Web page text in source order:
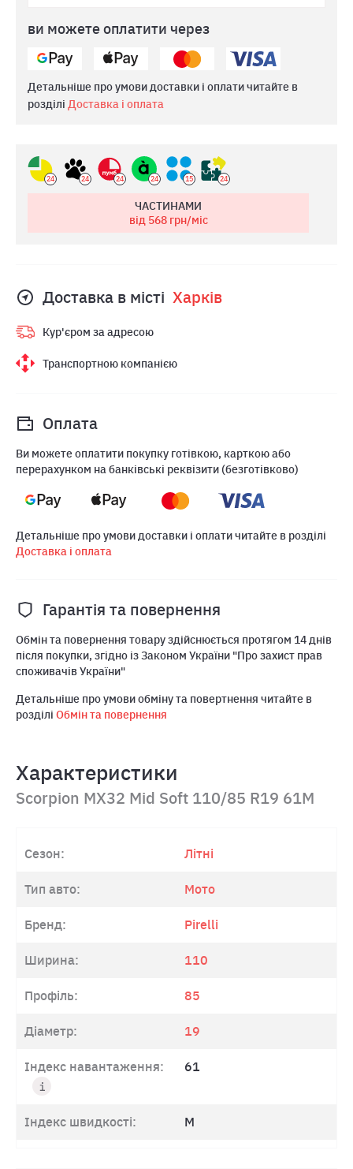
ви можете оплатити через
Детальніше про умови доставки і оплати читайте в
розділі Доставка і оплата
24 24 24 24 15 24
ЧАСТИНАМИ
від 568грн/міс
Доставка в місті Харкiв
Кур'єром за адресою
Транспортною компанією
Оплата
Ви можете оплатити покупку готівкою, карткою або
перерахунком на банківські реквізити (безготівково)
Детальніше про умови доставки і оплати читайте в розділі
Доставка і оплата
Гарантія та повернення
Обмін та повернення товару здійснюється протягом 14 днів
після покупки, згідно із Законом України "Про захист прав
споживачів України"
Детальніше про умови обміну та повертнення читайте в
розділі Обмін та повернення
Характеристики
Scorpion MX32 Mid Soft 110/85 R19 61M
Сезон: Літні
Тип авто: Мото
Бренд: Pirelli
Ширина: 110
Профіль: 85
Діаметр: 19
Індекс навантаження: 61
Індекс швидкості: M